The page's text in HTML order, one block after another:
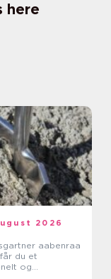
here
2026
aabenraa
du et
og